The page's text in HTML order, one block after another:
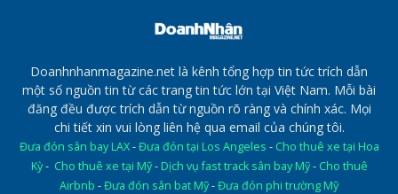
Doanhnhanmagazine.net là kênh tổng hợp tin tức trích dẫn
một số nguồn tin từ các trang tin tức lớn tại Việt Nam. Mỗi bài
đăng đều được trích dẫn từ nguồn rõ ràng và chính xác. Mọi
chi tiết xin vui lòng liên hệ qua email của chúng tôi.
Đưa đón sân bay LAX-Đưa đón tại Los Angeles - Cho thuê xe tại Hoa
Kỳ- Cho thuê xe tại Mỹ- Dịch vụ fast track sân bay Mỹ- Cho thuê
Airbnb -Đưa đón sân bat Mỹ-Đưa đón phi trường Mỹ